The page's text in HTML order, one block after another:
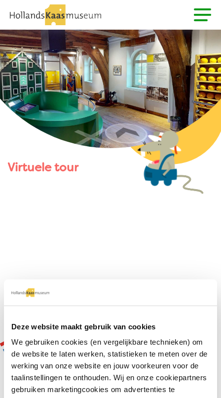
Deze website maakt gebruik van cookies
We gebruiken cookies (en vergelijkbare technieken) om
de website te laten werken, statistieken te meten over de
werking van onze website en jouw voorkeuren voor de
taalinstellingen te onthouden. Wij en onze cookiepartners
gebruiken marketingcookies om advertenties te
Virtuele tour
Alle Kaasweetjes »